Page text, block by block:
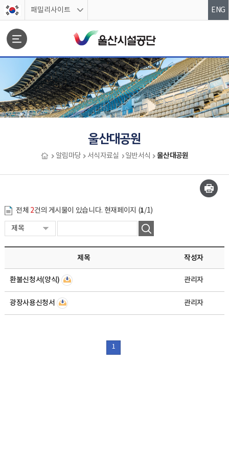
스킵네비게이션
패밀리사이트 ENG
울산대공원
알림마당 서식자료실 일반서식 울산대공원
울산대공원 시작
전체 2건의 게시물이 있습니다. 현재페이지 (1/1)
제목 작성자
환불신청서(양식) 관리자
광장사용신청서 관리자
1